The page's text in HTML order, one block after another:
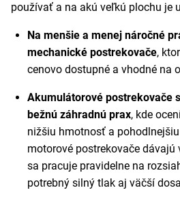
používať a na akú veľkú plochu je
Na menšie a menej náročné
mechanické postrekovače,
cenovo dostupné a vhodné na
Akumulátorové postrekovače
bežnú záhradnú prax, kde
nižšiu hmotnosť a
motorové postrekovače dávajú
sa pracuje pravidelne na
potrebný silný tlak aj väčší